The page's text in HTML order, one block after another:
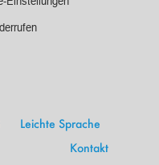
Einstellungen
Leichte Sprache
Kontakt